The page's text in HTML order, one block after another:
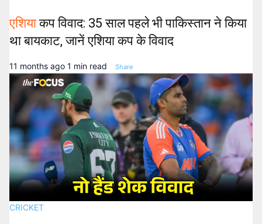
एशियाकप विवाद: 35 साल पहले भी पाकिस्तान ने किया
था बायकाट, जानें एशिया कप के विवाद
11 months ago 1 min read Share
CRICKET